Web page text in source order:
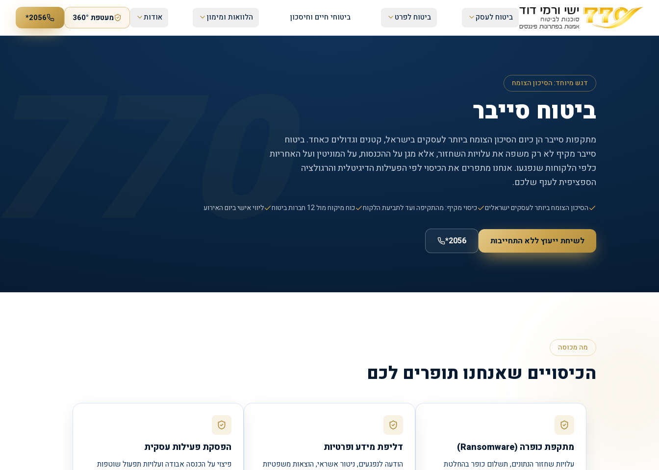
ביטוח לעסק ביטוח לפרט ביטוחי חיים וחיסכון הלוואות ומימון אודות מעטפת 360° *2056
דגש מיוחד: הסיכון הצומח
ביטוח סייבר
מתקפות סייבר הן כיום הסיכון הצומח ביותר לעסקים בישראל, קטנים וגדולים כאחד. ביטוח
סייבר מקיף לא רק משפה את עלויות השחזור, אלא מגן על ההכנסות, על המוניטין ועל האחריות
כלפי הלקוחות שנפגעו. אנחנו מתפרים את הכיסוי לפי הפעילות הדיגיטלית והרגולציה
הספציפית לענף שלכם.
הסיכון הצומח ביותר לעסקים ישראלים כיסוי מקיף: מהתקיפה ועד לתביעת הלקוח כוח מיקוח מול 12 חברות ביטוח ליווי אישי ביום האירוע
לשיחת ייעוץ ללא התחייבות *2056
מה מכוסה
הכיסויים שאנחנו תופרים לכם
מתקפת כופרה (Ransomware)
עלויות שחזור הנתונים, תשלום כופר בהחלטת
דליפת מידע ופרטיות
הודעה לנפגעים, ניטור אשראי, הוצאות משפטיות
הפסקת פעילות עסקית
פיצוי על הכנסה אבודה ועלויות תפעול שוטפות